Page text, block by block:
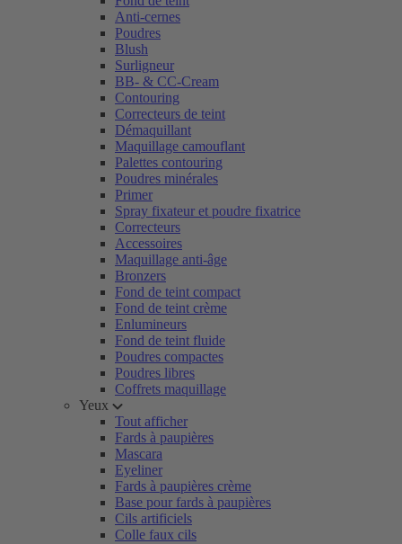
Anti-cernes
Poudres
Blush
Surligneur
BB- & CC-Cream
Contouring
Correcteurs de teint
Démaquillant
Maquillage camouflant
Palettes contouring
Poudres minérales
Primer
Spray fixateur et poudre fixatrice
Correcteurs
Accessoires
Maquillage anti-âge
Bronzers
Fond de teint compact
Fond de teint crème
Enlumineurs
Fond de teint fluide
Poudres compactes
Poudres libres
Coffrets maquillage
Yeux
Tout afficher
Fards à paupières
Mascara
Eyeliner
Fards à paupières crème
Base pour fards à paupières
Cils artificiels
Colle faux cils